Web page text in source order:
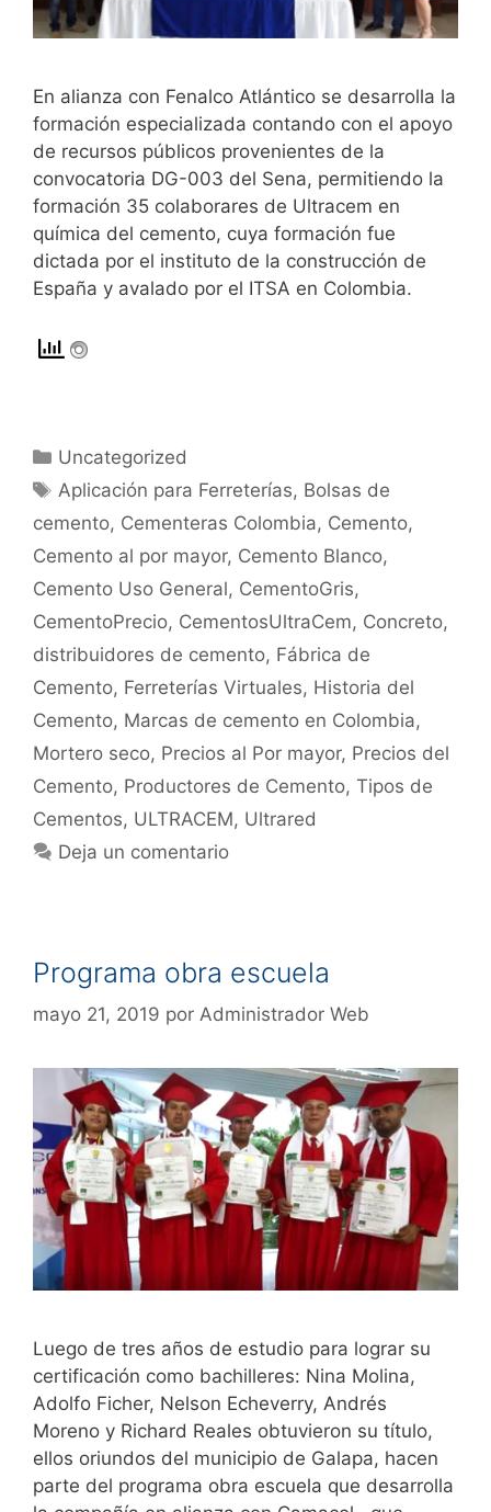
En alianza con Fenalco Atlántico se desarrolla la
formación especializada contando con el apoyo
de recursos públicos provenientes de la
convocatoria DG-003 del Sena, permitiendo la
formación 35 colaborares de Ultracem en
química del cemento, cuya formación fue
dictada por el instituto de la construcción de
España y avalado por el ITSA en Colombia.
Uncategorized
Aplicación para Ferreterías, Bolsas de
cemento, Cementeras Colombia, Cemento,
Cemento al por mayor, Cemento Blanco,
Cemento Uso General, CementoGris,
CementoPrecio, CementosUltraCem, Concreto,
distribuidores de cemento, Fábrica de
Cemento, Ferreterías Virtuales, Historia del
Cemento, Marcas de cemento en Colombia,
Mortero seco, Precios al Por mayor, Precios del
Cemento, Productores de Cemento, Tipos de
Cementos, ULTRACEM, Ultrared
Deja un comentario
Programa obra escuela
mayo 21, 2019 por Administrador Web
Luego de tres años de estudio para lograr su
certificación como bachilleres: Nina Molina,
Adolfo Ficher, Nelson Echeverry, Andrés
Moreno y Richard Reales obtuvieron su título,
ellos oriundos del municipio de Galapa, hacen
parte del programa obra escuela que desarrolla